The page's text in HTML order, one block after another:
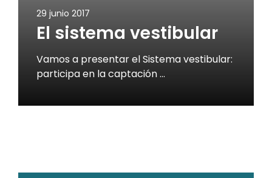
29 junio 2017
El sistema vestibular
Vamos a presentar el Sistema vestibular:
participa en la captación …